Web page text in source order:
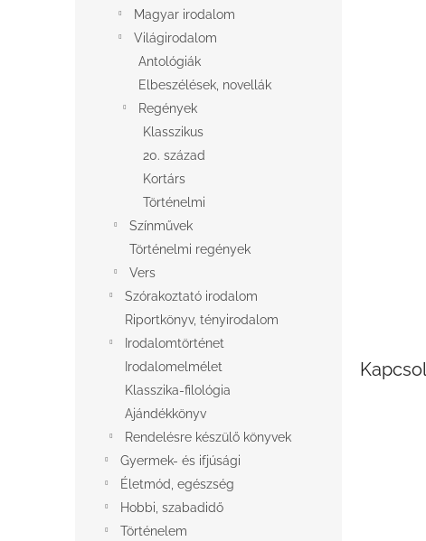
Magyar irodalom
Világirodalom
Antológiák
Elbeszélések, novellák
Regények
Klasszikus
20. század
Kortárs
Történelmi
Színművek
Történelmi regények
Vers
Szórakoztató irodalom
Riportkönyv, tényirodalom
Irodalomtörténet
Irodalomelmélet
Klasszika-filológia
Ajándékkönyv
Rendelésre készülő könyvek
Gyermek- és ifjúsági
Életmód, egészség
Hobbi, szabadidő
Történelem